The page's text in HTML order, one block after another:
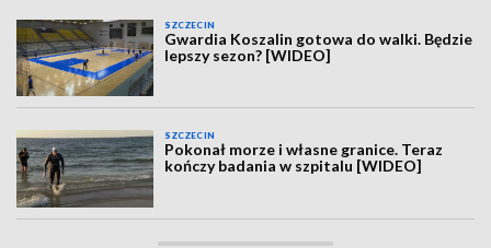
SZCZECIN
Gwardia Koszalin gotowa do walki. Będzie
lepszy sezon? [WIDEO]
SZCZECIN
Pokonał morze i własne granice. Teraz
kończy badania w szpitalu [WIDEO]